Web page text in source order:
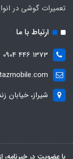
تعمیرات گوشی در
ارتباط با ما
1373 446 0904
شیراز، خیابان زند،
با عضویت در